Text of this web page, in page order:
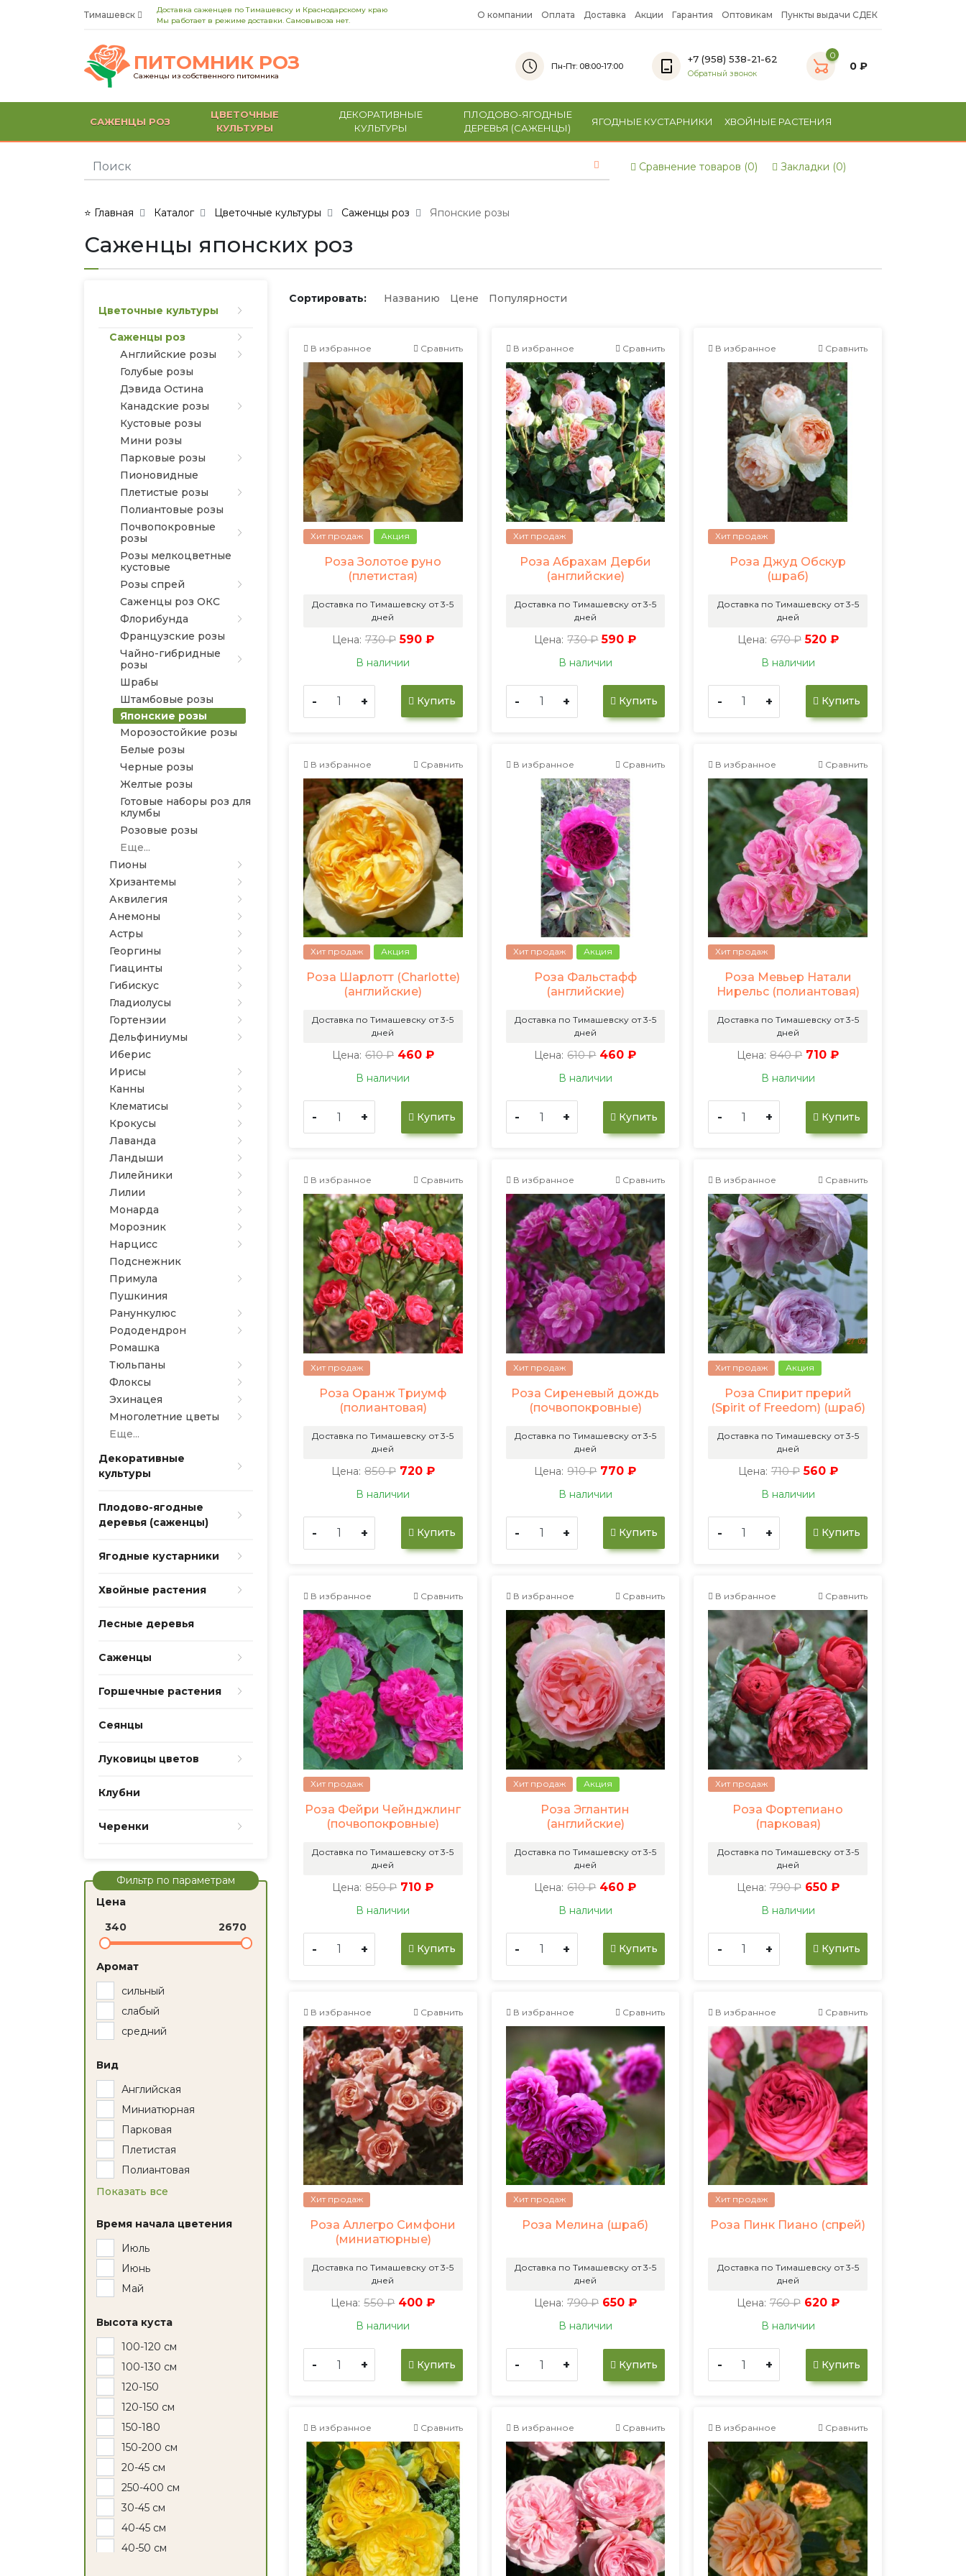
Тимашевск
Доставка саженцев по Тимашевску и Краснодарскому краю
Мы работает в режиме доставки. Самовывоза нет.
О компании Оплата Доставка Акции Гарантия Оптовикам Пункты выдачи СДЕК
ПИТОМНИК РОЗ
Саженцы из собственного питомника
Пн-Пт: 08:00-17:00
+7 (958) 538-21-62
Обратный звонок
0
0 ₽
САЖЕНЦЫ РОЗ
ЦВЕТОЧНЫЕ
КУЛЬТУРЫ
ДЕКОРАТИВНЫЕ
КУЛЬТУРЫ
ПЛОДОВО-ЯГОДНЫЕ
ДЕРЕВЬЯ (САЖЕНЦЫ)
ЯГОДНЫЕ КУСТАРНИКИ ХВОЙНЫЕ РАСТЕНИЯ
Сравнение товаров (0) Закладки (0)
⭐ Главная Каталог Цветочные культуры Саженцы роз Японские розы
Саженцы японских роз
Цветочные культуры
Саженцы роз
Английские розы
Голубые розы
Дэвида Остина
Канадские розы
Кустовые розы
Мини розы
Парковые розы
Пионовидные
Плетистые розы
Полиантовые розы
Почвопокровные
розы
Розы мелкоцветные
кустовые
Розы спрей
Саженцы роз ОКС
Флорибунда
Французские розы
Чайно-гибридные
розы
Шрабы
Штамбовые розы
Японские розы
Морозостойкие розы
Белые розы
Черные розы
Желтые розы
Готовые наборы роз для
клумбы
Розовые розы
Еще...
Пионы
Хризантемы
Аквилегия
Анемоны
Астры
Георгины
Гиацинты
Гибискус
Гладиолусы
Гортензии
Дельфиниумы
Иберис
Ирисы
Канны
Клематисы
Крокусы
Лаванда
Ландыши
Лилейники
Лилии
Монарда
Морозник
Нарцисс
Подснежник
Примула
Пушкиния
Ранункулюс
Рододендрон
Ромашка
Тюльпаны
Флоксы
Эхинацея
Многолетние цветы
Еще...
Декоративные
культуры
Плодово-ягодные
деревья (саженцы)
Ягодные кустарники
Хвойные растения
Лесные деревья
Саженцы
Горшечные растения
Сеянцы
Луковицы цветов
Клубни
Черенки
Фильтр по параметрам
Цена
340
2670
Аромат
сильный
слабый
средний
Вид
Английская
Миниатюрная
Парковая
Плетистая
Полиантовая
Показать все
Время начала цветения
Июль
Июнь
Май
Высота куста
100-120 см
100-130 см
120-150
120-150 см
150-180
150-200 см
20-45 см
250-400 см
30-45 см
40-45 см
40-50 см
Сортировать: Названию Цене Популярности
В избранное Сравнить
Хит продаж Акция
Роза Золотое руно
(плетистая)
Доставка по Тимашевску от 3-5
дней
Цена: 730 ₽ 590 ₽
В наличии
- + Купить
В избранное Сравнить
Хит продаж
Роза Абрахам Дерби
(английские)
Доставка по Тимашевску от 3-5
дней
Цена: 730 ₽ 590 ₽
В наличии
- + Купить
В избранное Сравнить
Хит продаж
Роза Джуд Обскур
(шраб)
Доставка по Тимашевску от 3-5
дней
Цена: 670 ₽ 520 ₽
В наличии
- + Купить
В избранное Сравнить
Хит продаж Акция
Роза Шарлотт (Charlotte)
(английские)
Доставка по Тимашевску от 3-5
дней
Цена: 610 ₽ 460 ₽
В наличии
- + Купить
В избранное Сравнить
Хит продаж Акция
Роза Фальстафф
(английские)
Доставка по Тимашевску от 3-5
дней
Цена: 610 ₽ 460 ₽
В наличии
- + Купить
В избранное Сравнить
Хит продаж
Роза Мевьер Натали
Нирельс (полиантовая)
Доставка по Тимашевску от 3-5
дней
Цена: 840 ₽ 710 ₽
В наличии
- + Купить
В избранное Сравнить
Хит продаж
Роза Оранж Триумф
(полиантовая)
Доставка по Тимашевску от 3-5
дней
Цена: 850 ₽ 720 ₽
В наличии
- + Купить
В избранное Сравнить
Хит продаж
Роза Сиреневый дождь
(почвопокровные)
Доставка по Тимашевску от 3-5
дней
Цена: 910 ₽ 770 ₽
В наличии
- + Купить
В избранное Сравнить
Хит продаж Акция
Роза Спирит прерий
(Spirit of Freedom) (шраб)
Доставка по Тимашевску от 3-5
дней
Цена: 710 ₽ 560 ₽
В наличии
- + Купить
В избранное Сравнить
Хит продаж
Роза Фейри Чейнджлинг
(почвопокровные)
Доставка по Тимашевску от 3-5
дней
Цена: 850 ₽ 710 ₽
В наличии
- + Купить
В избранное Сравнить
Хит продаж Акция
Роза Эглантин
(английские)
Доставка по Тимашевску от 3-5
дней
Цена: 610 ₽ 460 ₽
В наличии
- + Купить
В избранное Сравнить
Хит продаж
Роза Фортепиано
(парковая)
Доставка по Тимашевску от 3-5
дней
Цена: 790 ₽ 650 ₽
В наличии
- + Купить
В избранное Сравнить
Хит продаж
Роза Аллегро Симфони
(миниатюрные)
Доставка по Тимашевску от 3-5
дней
Цена: 550 ₽ 400 ₽
В наличии
- + Купить
В избранное Сравнить
Хит продаж
Роза Мелина (шраб)
Доставка по Тимашевску от 3-5
дней
Цена: 790 ₽ 650 ₽
В наличии
- + Купить
В избранное Сравнить
Хит продаж
Роза Пинк Пиано (спрей)
Доставка по Тимашевску от 3-5
дней
Цена: 760 ₽ 620 ₽
В наличии
- + Купить
В избранное Сравнить В избранное Сравнить В избранное Сравнить